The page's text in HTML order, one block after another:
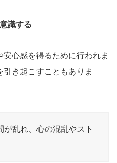
識する
心感を得るために行われま
き起こすこともありま
乱れ、心の混乱やスト